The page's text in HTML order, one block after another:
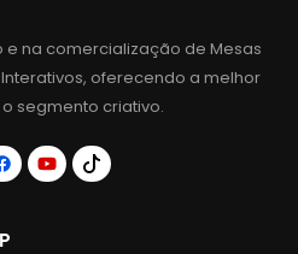
na comercialização de Mesas
oferecendo a melhor
segmento criativo.